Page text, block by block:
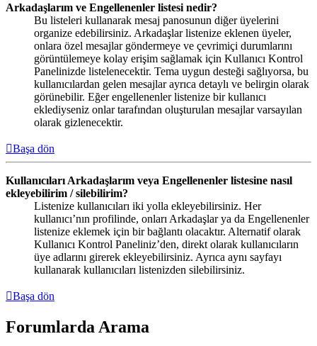
Arkadaşlarım ve Engellenenler listesi nedir?
Bu listeleri kullanarak mesaj panosunun diğer üyelerini
organize edebilirsiniz. Arkadaşlar listenize eklenen üyeler,
onlara özel mesajlar göndermeye ve çevrimiçi durumlarını
görüntülemeye kolay erişim sağlamak için Kullanıcı Kontrol
Panelinizde listelenecektir. Tema uygun desteği sağlıyorsa, bu
kullanıcılardan gelen mesajlar ayrıca detaylı ve belirgin olarak
görünebilir. Eğer engellenenler listenize bir kullanıcı
eklediyseniz onlar tarafından oluşturulan mesajlar varsayılan
olarak gizlenecektir.
Başa dön
Kullanıcıları Arkadaşlarım veya Engellenenler listesine nasıl
ekleyebilirim / silebilirim?
Listenize kullanıcıları iki yolla ekleyebilirsiniz. Her
kullanıcı’nın profilinde, onları Arkadaşlar ya da Engellenenler
listenize eklemek için bir bağlantı olacaktır. Alternatif olarak
Kullanıcı Kontrol Paneliniz’den, direkt olarak kullanıcıların
üye adlarını girerek ekleyebilirsiniz. Ayrıca aynı sayfayı
kullanarak kullanıcıları listenizden silebilirsiniz.
Başa dön
Forumlarda Arama